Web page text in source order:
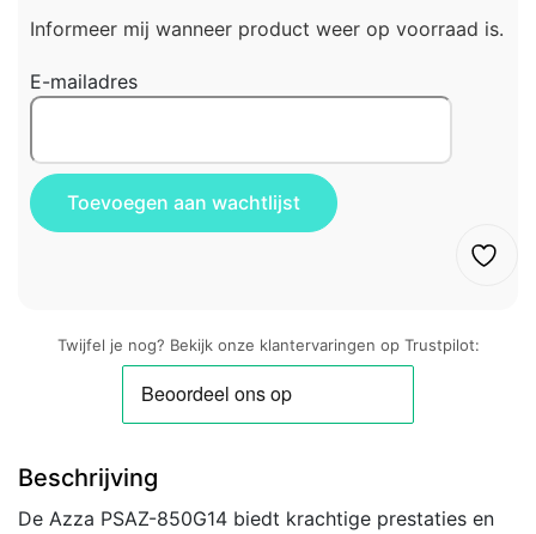
Informeer mij wanneer product weer op voorraad is.
E-mailadres
Twijfel je nog? Bekijk onze klantervaringen op Trustpilot:
Beschrijving
De Azza PSAZ-850G14 biedt krachtige prestaties en